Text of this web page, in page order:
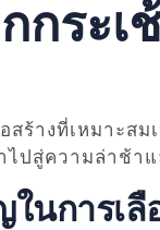
กระ
อสร้างที่เหมาะ
ไปสู่ความล่าช้า
นการเลื